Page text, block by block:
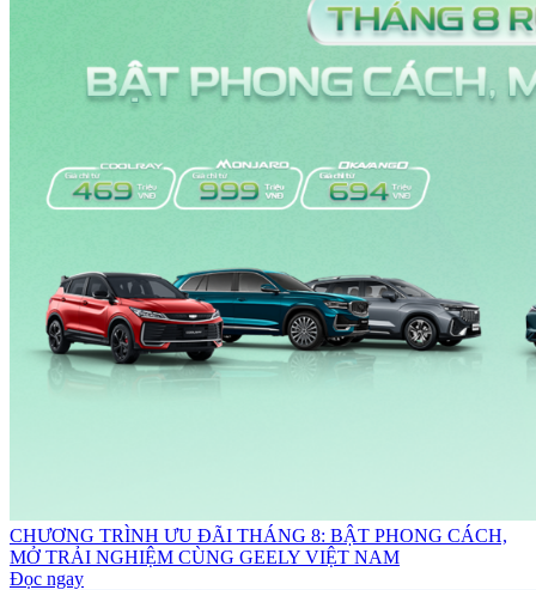
CHƯƠNG TRÌNH ƯU ĐÃI THÁNG 8: BẬT PHONG CÁCH,
MỞ TRẢI NGHIỆM CÙNG GEELY VIỆT NAM
Đọc ngay